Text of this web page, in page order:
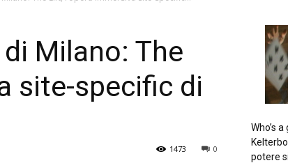
Milano: The
site-specific di
0
1473
Who’s
potere